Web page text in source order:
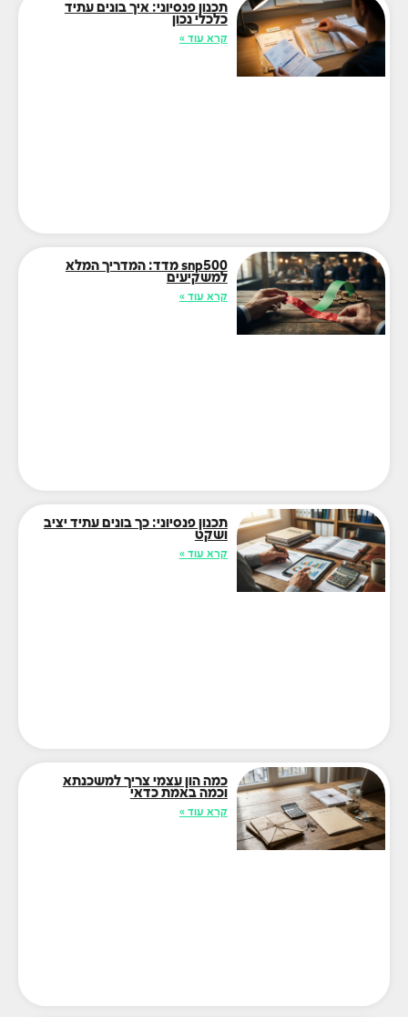
תכנון פנסיוני: איך בונים עתיד
כלכלי נכון
קרא עוד »
snp500 מדד: המדריך המלא
למשקיעים
קרא עוד »
תכנון פנסיוני: כך בונים עתיד יציב
ושקט
קרא עוד »
כמה הון עצמי צריך למשכנתא
וכמה באמת כדאי
קרא עוד »